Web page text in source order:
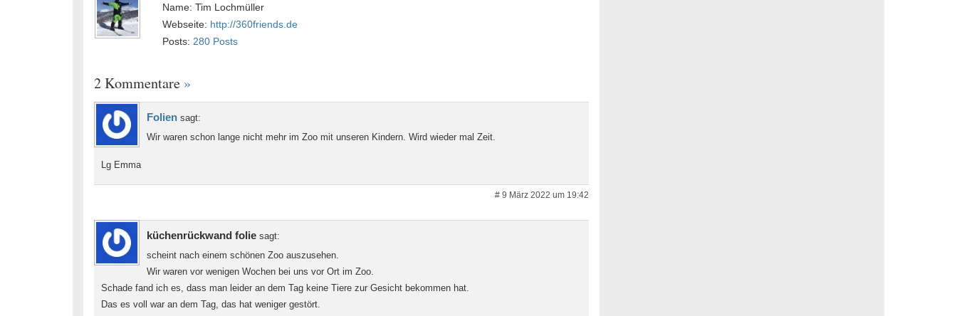
Name: Tim Lochmüller
Webseite: http://360friends.de
Posts: 280 Posts
2 Kommentare »
Folien sagt:
Wir waren schon lange nicht mehr im Zoo mit unseren Kindern. Wird wieder mal Zeit.
Lg Emma
# 9 März 2022 um 19:42
küchenrückwand folie sagt:
scheint nach einem schönen Zoo auszusehen.
Wir waren vor wenigen Wochen bei uns vor Ort im Zoo.
Schade fand ich es, dass man leider an dem Tag keine Tiere zur Gesicht bekommen hat.
Das es voll war an dem Tag, das hat weniger gestört.